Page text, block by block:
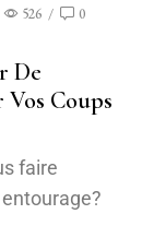
526 / 0
De
Coups
faire